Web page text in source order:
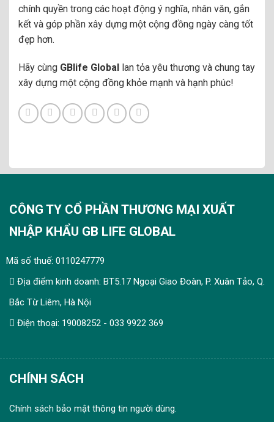
chính quyền trong các hoạt động ý nghĩa, nhân văn, gắn
kết và góp phần xây dựng một cộng đồng ngày càng tốt
đẹp hơn.
Hãy cùng GBlife Global lan tỏa yêu thương và chung tay
xây dựng một cộng đồng khỏe mạnh và hạnh phúc!
CÔNG TY CỔ PHẦN THƯƠNG MẠI XUẤT
NHẬP KHẨU GB LIFE GLOBAL
Mã số thuế: 0110247779
Địa điểm kinh doanh: BT5.17 Ngoại Giao Đoàn, P. Xuân Tảo, Q.
Bắc Từ Liêm, Hà Nội
Điện thoại: 19008252 - 033 9922 369
CHÍNH SÁCH
Chính sách bảo mật thông tin người dùng.